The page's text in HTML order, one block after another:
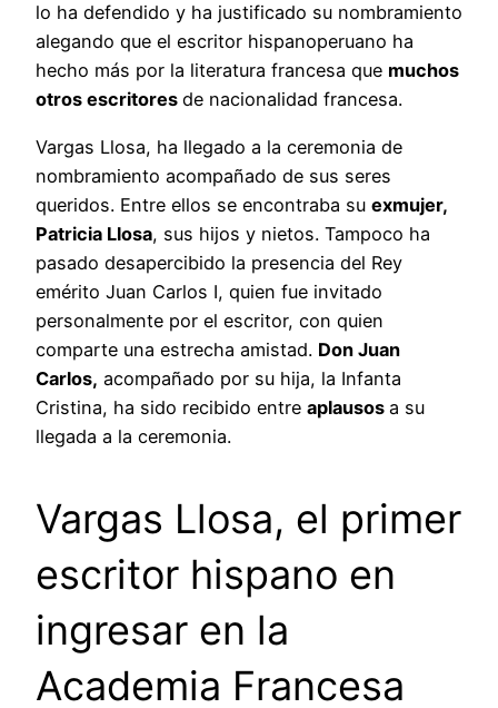
lo ha defendido y ha justificado su nombramiento
alegando que el escritor hispanoperuano ha
hecho más por la literatura francesa que muchos
otros escritores de nacionalidad francesa.
Vargas Llosa, ha llegado a la ceremonia de
nombramiento acompañado de sus seres
queridos. Entre ellos se encontraba su exmujer,
Patricia Llosa, sus hijos y nietos. Tampoco ha
pasado desapercibido la presencia del Rey
emérito Juan Carlos I, quien fue invitado
personalmente por el escritor, con quien
comparte una estrecha amistad. Don Juan
Carlos, acompañado por su hija, la Infanta
Cristina, ha sido recibido entre aplausos a su
llegada a la ceremonia.
Vargas Llosa, el primer
escritor hispano en
ingresar en la
Academia Francesa